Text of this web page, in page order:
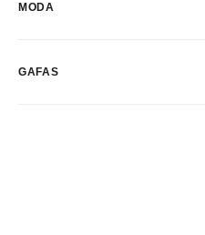
MODA
GAFAS